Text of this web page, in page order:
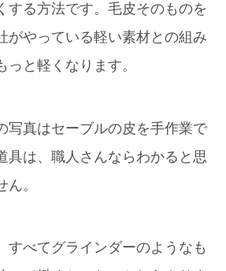
する方法です。毛皮そのものを
がやっている軽い素材との組み
と軽くなります。
写真はセーブルの皮を手作業で
具は、職人さんならわかると思
。
すべてグラインダーのようなも